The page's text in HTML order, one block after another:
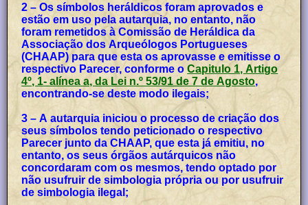
2 – Os símbolos heráldicos foram aprovados e
estão em uso pela autarquia, no entanto, não
foram remetidos à Comissão de Heráldica da
Associação dos Arqueólogos Portugueses
(CHAAP) para que esta os aprovasse e emitisse o
respectivo Parecer, conforme oCapitulo 1, Artigo
4º, 1- alínea a, da Lei n.º 53/91 de 7 de Agosto,
encontrando-se deste modo ilegais;
3 – A autarquia iniciou o processo de criação dos
seus símbolos tendo peticionado o respectivo
Parecer junto da CHAAP, que esta já emitiu, no
entanto, os seus órgãos autárquicos não
concordaram com os mesmos, tendo optado por
não usufruir de simbologia própria ou por usufruir
de simbologia ilegal;